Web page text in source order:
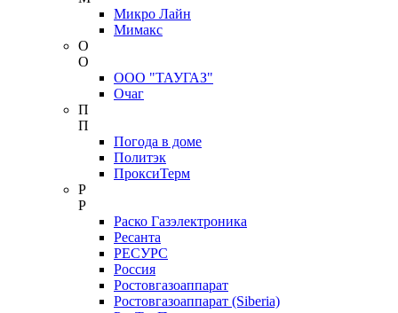
Микро Лайн
Мимакс
О
О
ООО "ТАУГАЗ"
Очаг
П
П
Погода в доме
Политэк
ПроксиТерм
Р
Р
Раско Газэлектроника
Ресанта
РЕСУРС
Россия
Ростовгазоаппарат
Ростовгазоаппарат (Siberia)